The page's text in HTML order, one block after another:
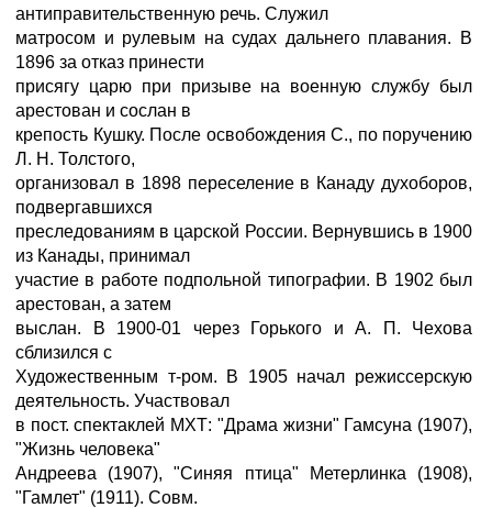
антиправительственную речь. Служил
матросом и рулевым на судах дальнего плавания. В
1896 за отказ принести
присягу царю при призыве на военную службу был
арестован и сослан в
крепость Кушку. После освобождения С., по поручению
Л. Н. Толстого,
организовал в 1898 переселение в Канаду духоборов,
подвергавшихся
преследованиям в царской России. Вернувшись в 1900
из Канады, принимал
участие в работе подпольной типографии. В 1902 был
арестован, а затем
выслан. В 1900-01 через Горького и А. П. Чехова
сблизился с
Художественным т-ром. В 1905 начал режиссерскую
деятельность. Участвовал
в пост. спектаклей МХТ: "Драма жизни" Гамсуна (1907),
"Жизнь человека"
Андреева (1907), "Синяя птица" Метерлинка (1908),
"Гамлет" (1911). Совм.